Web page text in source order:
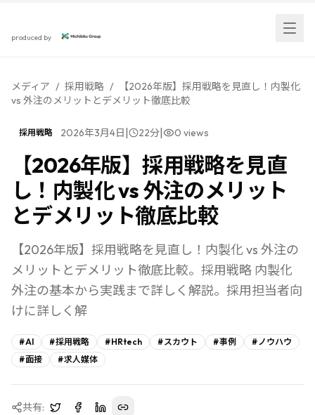
produced by
メディア / 採用戦略 /
【2026年版】採用戦略を見直し！内製化
vs 外注のメリットとデメリット徹底比較
採用戦略 2026年3月4日 22分 0 views
【2026年版】採用戦略を見直
し！内製化 vs 外注のメリット
とデメリット徹底比較
【2026年版】採用戦略を見直し！内製化 vs 外注の
メリットとデメリット徹底比較。採用戦略 内製化
外注の基本から実践まで詳しく解説。採用担当者向
けに詳しく解
#AI #採用戦略 #HRtech #スカウト #事例 #ノウハウ
#面接 #求人媒体
共有: